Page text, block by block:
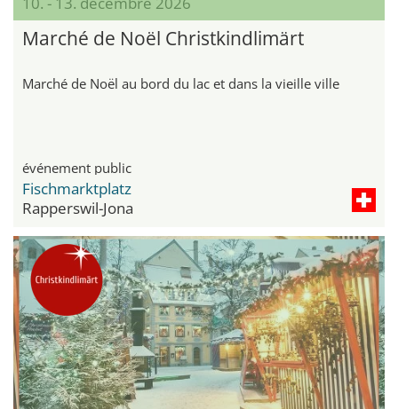
Marché de Noël Christkindlimärt
Marché de Noël au bord du lac et dans la vieille ville
événement public
Fischmarktplatz
Rapperswil-Jona